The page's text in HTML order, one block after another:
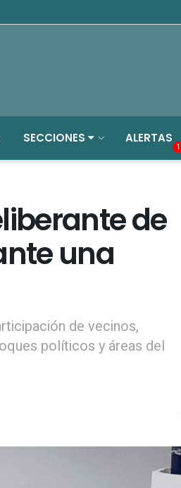
SECCIONES ALERTAS
1
de
una
de vecinos,
políticos y áreas del